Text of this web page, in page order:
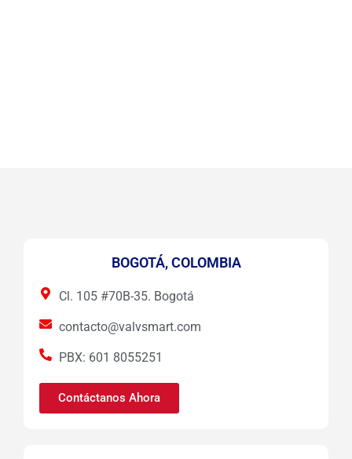
BOGOTÁ, COLOMBIA
Cl. 105 #70B-35. Bogotá
contacto@valvsmart.com
PBX: 601 8055251
Contáctanos Ahora